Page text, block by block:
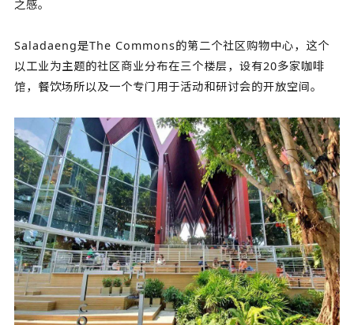
之感。
Saladaeng是The Commons的第二个社区购物中心，这个
以工业为主题的社区商业分布在三个楼层，设有20多家咖啡
馆，餐饮场所以及一个专门用于活动和研讨会的开放空间。